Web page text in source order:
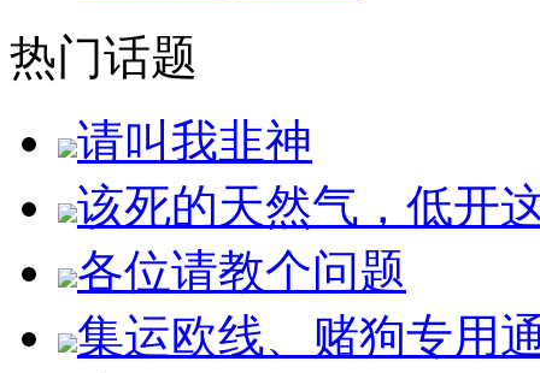
热门话题
请叫我韭神
该死的天然气，低开
各位请教个问题
集运欧线、赌狗专用